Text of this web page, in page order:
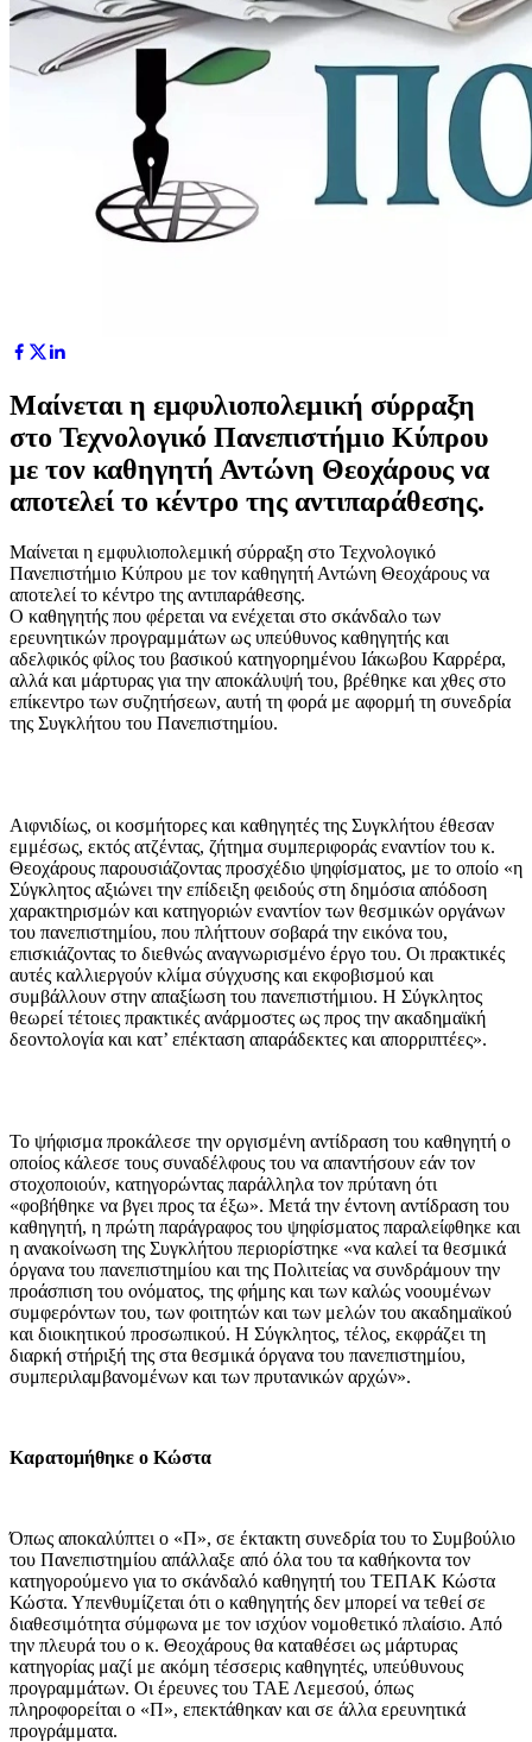
Μαίνεται η εμφυλιοπολεμική σύρραξη
στο Τεχνολογικό Πανεπιστήμιο Κύπρου
με τον καθηγητή Αντώνη Θεοχάρους να
αποτελεί το κέντρο της αντιπαράθεσης.
Μαίνεται η εμφυλιοπολεμική σύρραξη στο Τεχνολογικό
Πανεπιστήμιο Κύπρου με τον καθηγητή Αντώνη Θεοχάρους να
αποτελεί το κέντρο της αντιπαράθεσης.
Ο καθηγητής που φέρεται να ενέχεται στο σκάνδαλο των
ερευνητικών προγραμμάτων ως υπεύθυνος καθηγητής και
αδελφικός φίλος του βασικού κατηγορημένου Ιάκωβου Καρρέρα,
αλλά και μάρτυρας για την αποκάλυψή του, βρέθηκε και χθες στο
επίκεντρο των συζητήσεων, αυτή τη φορά με αφορμή τη συνεδρία
της Συγκλήτου του Πανεπιστημίου.
Αιφνιδίως, οι κοσμήτορες και καθηγητές της Συγκλήτου έθεσαν
εμμέσως, εκτός ατζέντας, ζήτημα συμπεριφοράς εναντίον του κ.
Θεοχάρους παρουσιάζοντας προσχέδιο ψηφίσματος, με το οποίο «η
Σύγκλητος αξιώνει την επίδειξη φειδούς στη δημόσια απόδοση
χαρακτηρισμών και κατηγοριών εναντίον των θεσμικών οργάνων
του πανεπιστημίου, που πλήττουν σοβαρά την εικόνα του,
επισκιάζοντας το διεθνώς αναγνωρισμένο έργο του. Οι πρακτικές
αυτές καλλιεργούν κλίμα σύγχυσης και εκφοβισμού και
συμβάλλουν στην απαξίωση του πανεπιστήμιου. Η Σύγκλητος
θεωρεί τέτοιες πρακτικές ανάρμοστες ως προς την ακαδημαϊκή
δεοντολογία και κατ’ επέκταση απαράδεκτες και απορριπτέες».
Το ψήφισμα προκάλεσε την οργισμένη αντίδραση του καθηγητή ο
οποίος κάλεσε τους συναδέλφους του να απαντήσουν εάν τον
στοχοποιούν, κατηγορώντας παράλληλα τον πρύτανη ότι
«φοβήθηκε να βγει προς τα έξω». Μετά την έντονη αντίδραση του
καθηγητή, η πρώτη παράγραφος του ψηφίσματος παραλείφθηκε και
η ανακοίνωση της Συγκλήτου περιορίστηκε «να καλεί τα θεσμικά
όργανα του πανεπιστημίου και της Πολιτείας να συνδράμουν την
προάσπιση του ονόματος, της φήμης και των καλώς νοουμένων
συμφερόντων του, των φοιτητών και των μελών του ακαδημαϊκού
και διοικητικού προσωπικού. Η Σύγκλητος, τέλος, εκφράζει τη
διαρκή στήριξή της στα θεσμικά όργανα του πανεπιστημίου,
συμπεριλαμβανομένων και των πρυτανικών αρχών».
Καρατομήθηκε ο Κώστα
Όπως αποκαλύπτει ο «Π», σε έκτακτη συνεδρία του το Συμβούλιο
του Πανεπιστημίου απάλλαξε από όλα του τα καθήκοντα τον
κατηγορούμενο για το σκάνδαλό καθηγητή του ΤΕΠΑΚ Κώστα
Κώστα. Υπενθυμίζεται ότι ο καθηγητής δεν μπορεί να τεθεί σε
διαθεσιμότητα σύμφωνα με τον ισχύον νομοθετικό πλαίσιο. Από
την πλευρά του ο κ. Θεοχάρους θα καταθέσει ως μάρτυρας
κατηγορίας μαζί με ακόμη τέσσερις καθηγητές, υπεύθυνους
προγραμμάτων. Οι έρευνες του ΤΑΕ Λεμεσού, όπως
πληροφορείται ο «Π», επεκτάθηκαν και σε άλλα ερευνητικά
προγράμματα.